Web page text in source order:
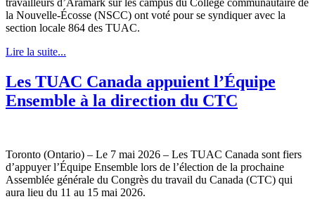
travailleurs d’Aramark sur les campus du Collège communautaire de
la Nouvelle-Écosse (NSCC) ont voté pour se syndiquer avec la
section locale 864 des TUAC.
Lire la suite...
Les TUAC Canada appuient l’Équipe
Ensemble à la direction du CTC
Toronto (Ontario) – Le 7 mai 2026 – Les TUAC Canada sont fiers
d’appuyer l’Équipe Ensemble lors de l’élection de la prochaine
Assemblée générale du Congrès du travail du Canada (CTC) qui
aura lieu du 11 au 15 mai 2026.